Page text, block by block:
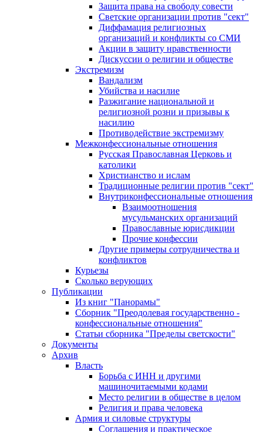
Защита права на свободу совести
Светские организации против "сект"
Диффамация религиозных
организаций и конфликты со СМИ
Акции в защиту нравственности
Дискуссии о религии и обществе
Экстремизм
Вандализм
Убийства и насилие
Разжигание национальной и
религиозной розни и призывы к
насилию
Противодействие экстремизму
Межконфессиональные отношения
Русская Православная Церковь и
католики
Христианство и ислам
Традиционные религии против "сект"
Внутриконфессиональные отношения
Взаимоотношения
мусульманских организаций
Православные юрисдикции
Прочие конфессии
Другие примеры сотрудничества и
конфликтов
Курьезы
Сколько верующих
Публикации
Из книг "Панорамы"
Сборник "Преодолевая государственно -
конфессиональные отношения"
Статьи сборника "Пределы светскости"
Документы
Архив
Власть
Борьба с ИНН и другими
машиночитаемыми кодами
Место религии в обществе в целом
Религия и права человека
Армия и силовые структуры
Соглашения и практическое